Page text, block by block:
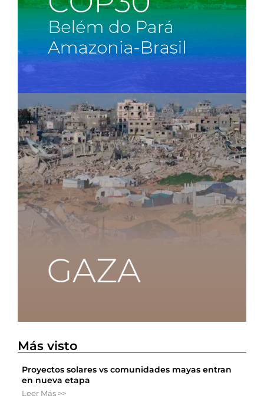
Más visto
Proyectos solares vs comunidades mayas entran
en nueva etapa
Leer Más >>